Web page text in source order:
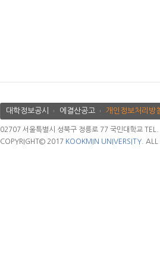
대학정보공시 에결산공고 개인정보처리방
02707 서울특별시 성북구 정릉로 77 국민대학교
COPYRIGHT© 2017 KOOKMIN UNIVERSITY. ALL